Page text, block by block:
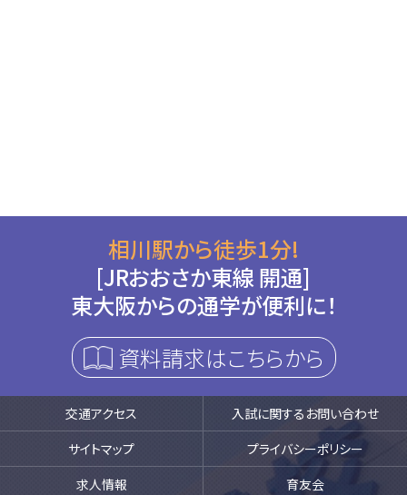
相川駅から徒歩1分!
[JRおおさか東線 開通]
東大阪からの通学が便利に！
資料請求はこちらから
交通アクセス
入試に関するお問い合わせ
サイトマップ
プライバシーポリシー
求人情報
育友会